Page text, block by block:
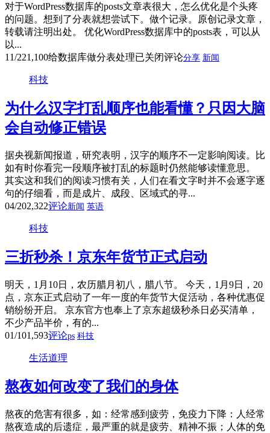
对于WordPress数据库的posts文章表很大，怎么优化是个头疼
的问题。想到了分表就想尝试下。做个记录。原创记录文章，
转载请注明出处。 优化WordPress数据库中的posts表，可以从
以...
11/221,100给数据库做分表处理已关闭评论分享 新闻
科技
为什么汉字打乱顺序也能看懂？只因大脑
会自动修正错误
据央视新闻报道，研究表明，汉字的顺序不一定影响阅读。比
如有时你看完一段顺序被打乱的标题时仍然能够读懂意思。
其实这和我们的阅读习惯有关，人们在看文字时并不会逐字逐
句的仔细看，而是成片、成段、区域式的寻...
04/202,322评论新闻 英语
科技
三折秒杀！京东年货节正式启动
明天，1月10日，农历腊月初八，腊八节。 今天，1月9日，20
点，京东正式启动了一年一度的年货节大促活动，各种优惠促
销纷纷开启。 京东官方也奉上了京东超级秒杀日必买清单，
不少产品半价，有的...
01/101,593评论ps 科技
生活道理
熬夜如何改变了我们的身体
熬夜的危害有很多，如：经常感到疲劳，免疫力下降：人经常
熬夜造成的后遗症，最严重的就是疲劳、精神不振；人体的免